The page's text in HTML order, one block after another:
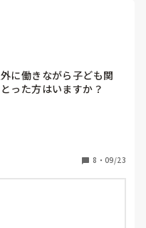
ます。
に働きながら子ども関
った方はいますか？
資格を活かした仕事はし
8 ・ 09/23